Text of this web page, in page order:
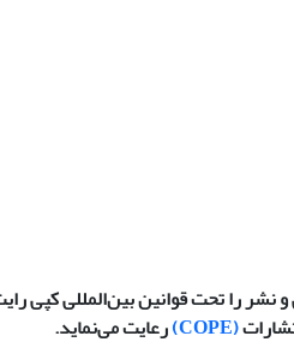
نشر را تحت قوانین بین‌المللی کپی
(
COPE
)رعایت می‌نماید.